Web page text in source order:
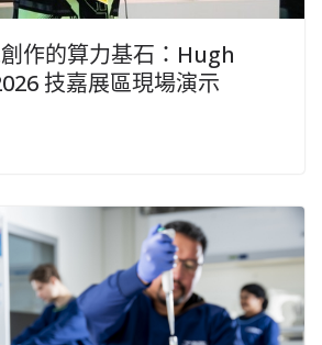
作的算力基石：Hugh
技嘉展區現場演示